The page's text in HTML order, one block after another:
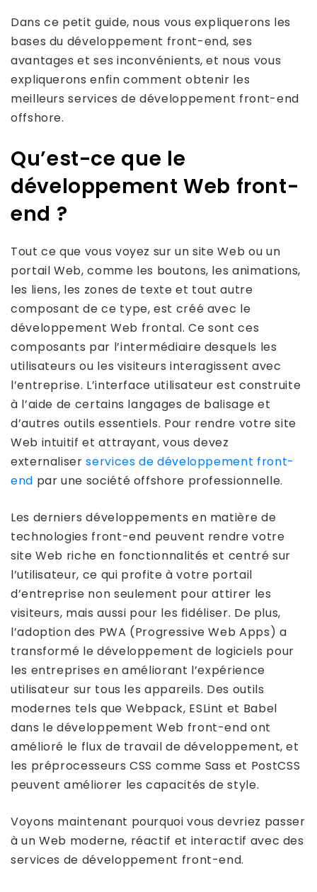
Dans ce petit guide, nous vous expliquerons les
bases du développement front-end, ses
avantages et ses inconvénients, et nous vous
expliquerons enfin comment obtenir les
meilleurs services de développement front-end
offshore.
Qu’est-ce que le
développement Web front-
end ?
Tout ce que vous voyez sur un site Web ou un
portail Web, comme les boutons, les animations,
les liens, les zones de texte et tout autre
composant de ce type, est créé avec le
développement Web frontal. Ce sont ces
composants par l’intermédiaire desquels les
utilisateurs ou les visiteurs interagissent avec
l’entreprise. L’interface utilisateur est construite
à l’aide de certains langages de balisage et
d’autres outils essentiels. Pour rendre votre site
Web intuitif et attrayant, vous devez
externaliserservices de développement front-
end par une société offshore professionnelle.
Les derniers développements en matière de
technologies front-end peuvent rendre votre
site Web riche en fonctionnalités et centré sur
l’utilisateur, ce qui profite à votre portail
d’entreprise non seulement pour attirer les
visiteurs, mais aussi pour les fidéliser. De plus,
l’adoption des PWA (Progressive Web Apps) a
transformé le développement de logiciels pour
les entreprises en améliorant l’expérience
utilisateur sur tous les appareils. Des outils
modernes tels que Webpack, ESLint et Babel
dans le développement Web front-end ont
amélioré le flux de travail de développement, et
les préprocesseurs CSS comme Sass et PostCSS
peuvent améliorer les capacités de style.
Voyons maintenant pourquoi vous devriez passer
à un Web moderne, réactif et interactif avec des
services de développement front-end.